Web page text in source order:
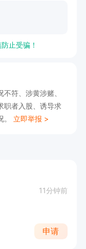
培训，助您提
有提成激励，
后顾之忧。诚邀
创职业辉煌！
止受骗！
符、涉黄涉赌、
职者入股、诱导求
。 立即举报 >
11分钟前
申请